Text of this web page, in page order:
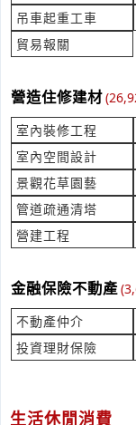
來自:佳OO電OO有
時間:08/07 15:18
目前有國定古蹟園區
產業:測量檢測儀器
來自:許OO建OO事
時間:08/07 15:14
海外救援服務需求與
產業:吊車起重工車
來自:臺OO物OO股
***299@tfmi.com.tw
月曆上的日期指示器
產業:包裝印刷機械
吊車起重工車
貿易報關
營造住修建材
室內裝修工程
室內空間設計
景觀花草園藝
管道疏通清塔
營建工程
金融保險不動產
不動產仲介
投資理財保險
生活休閒消費